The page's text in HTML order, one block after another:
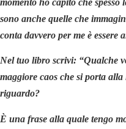
sono anche quelle che
conta davvero per me è essere
Nel tuo libro scrivi: “Qualche
maggiore caos che si porta
riguardo?
È una frase alla quale tengo